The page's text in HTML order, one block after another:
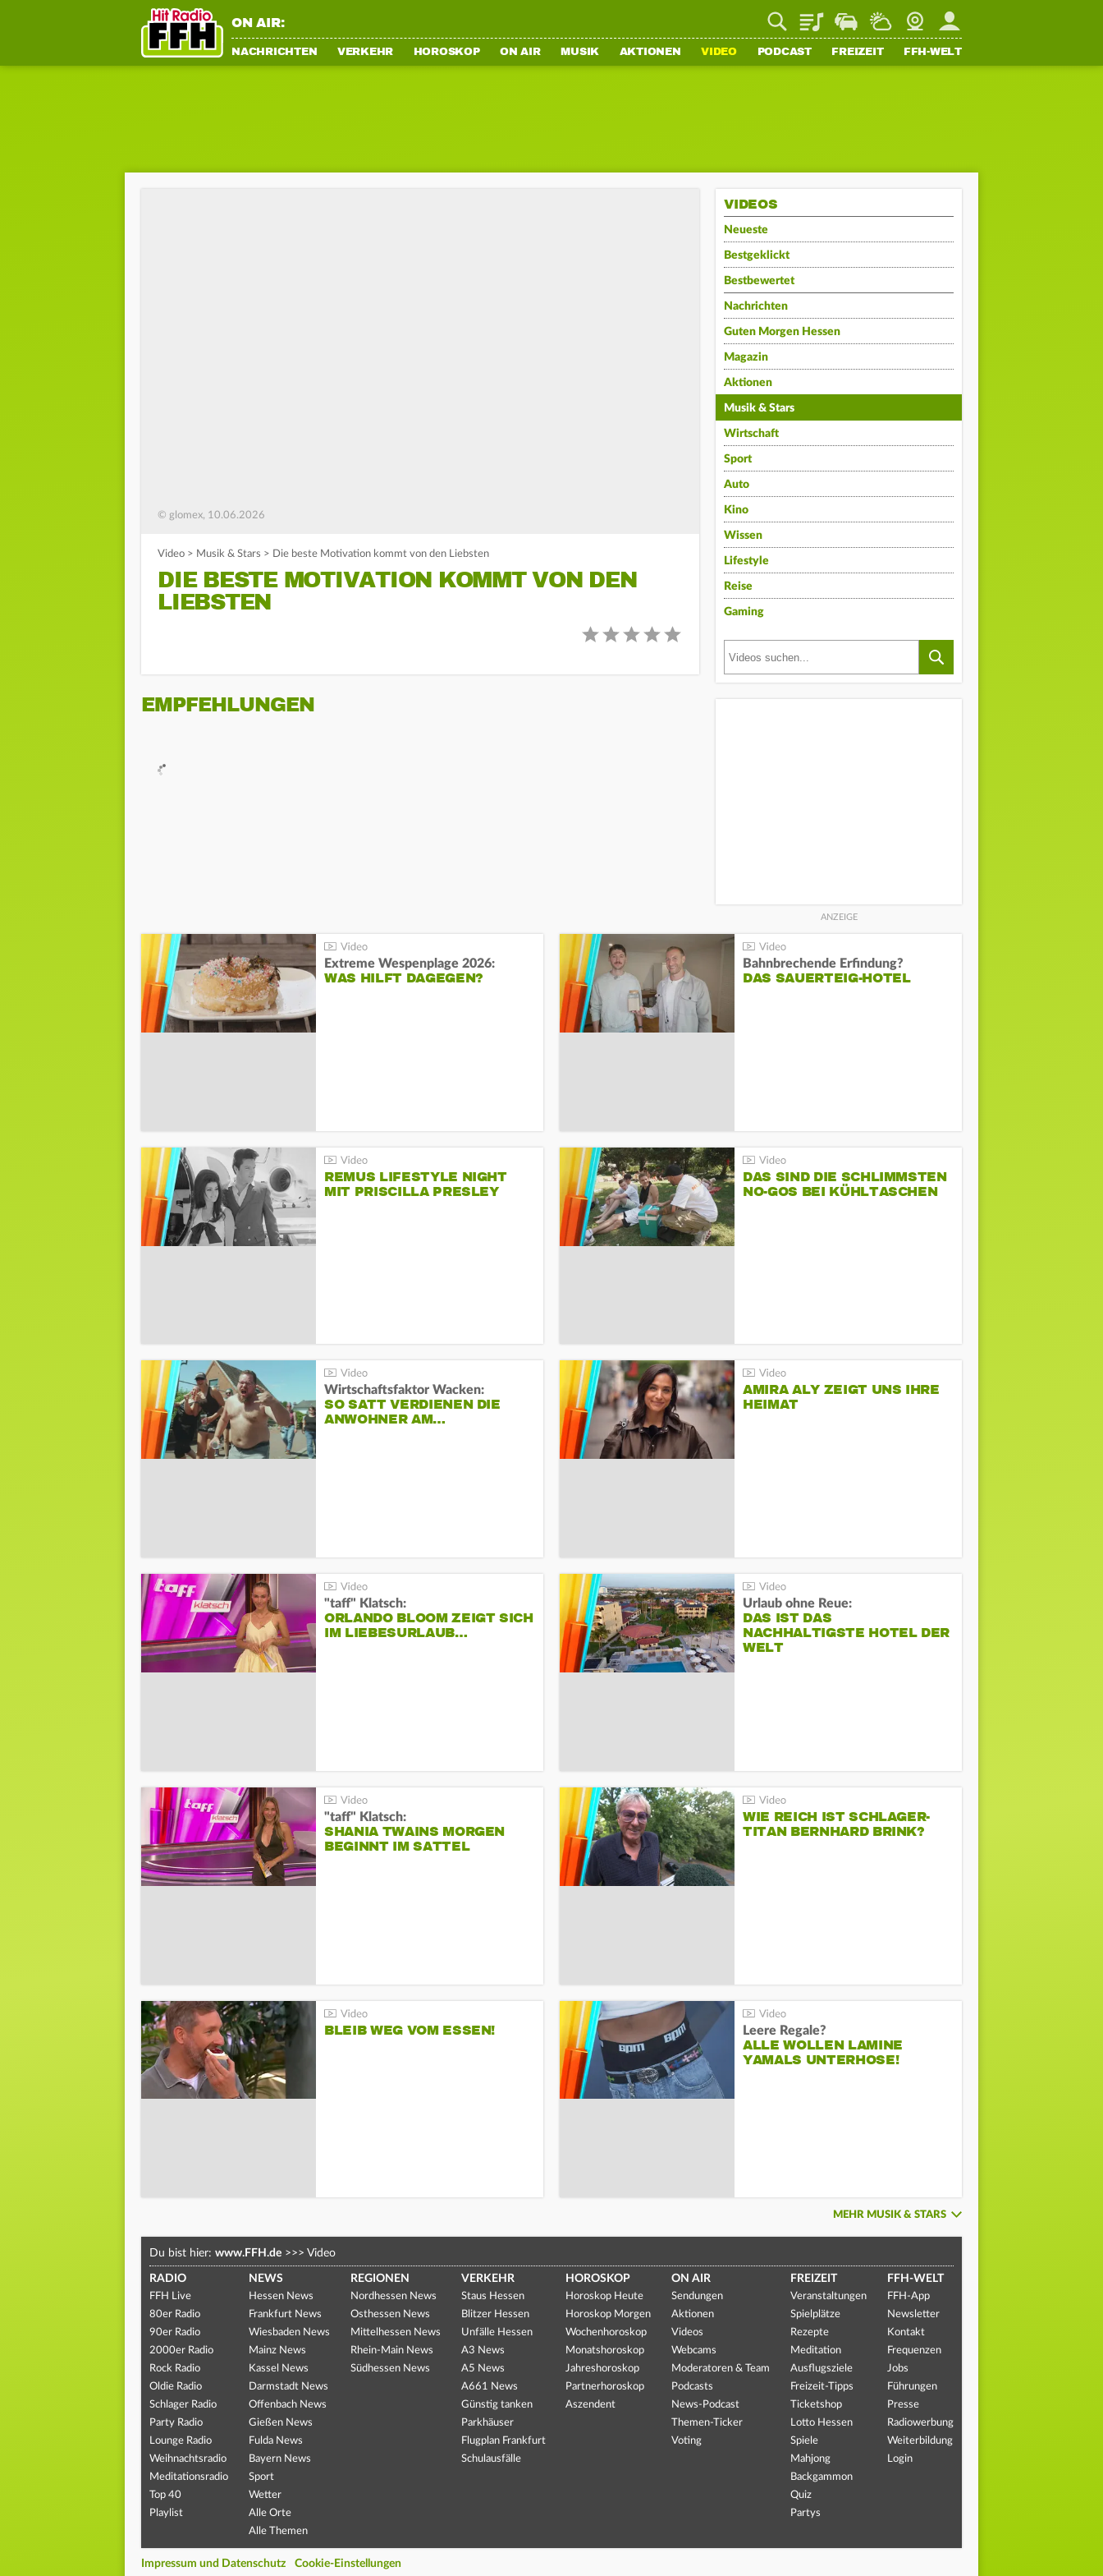
ON AIR: PlaylistStaupilotWetterWebcamMein FFH
NACHRICHTEN VERKEHR HOROSKOP ON AIR MUSIK AKTIONEN VIDEO PODCAST FREIZEIT FFH-WELT
© glomex, 10.06.2026
Video > Musik & Stars > Die beste Motivation kommt von den Liebsten
DIE BESTE MOTIVATION KOMMT VON DEN
LIEBSTEN
EMPFEHLUNGEN
VIDEOS
Neueste
Bestgeklickt
Bestbewertet
Nachrichten
Guten Morgen Hessen
Magazin
Aktionen
Musik & Stars
Wirtschaft
Sport
Auto
Kino
Wissen
Lifestyle
Reise
Gaming
Extreme Wespenplage 2026:
WAS HILFT DAGEGEN?
Bahnbrechende Erfindung?
DAS SAUERTEIG-HOTEL
REMUS LIFESTYLE NIGHT
MIT PRISCILLA PRESLEY
DAS SIND DIE SCHLIMMSTEN
NO-GOS BEI KÜHLTASCHEN
Wirtschaftsfaktor Wacken:
SO SATT VERDIENEN DIE
ANWOHNER AM…
AMIRA ALY ZEIGT UNS IHRE
HEIMAT
"taff" Klatsch:
ORLANDO BLOOM ZEIGT SICH
IM LIEBESURLAUB…
Urlaub ohne Reue:
DAS IST DAS
NACHHALTIGSTE HOTEL DER
WELT
"taff" Klatsch:
SHANIA TWAINS MORGEN
BEGINNT IM SATTEL
WIE REICH IST SCHLAGER-
TITAN BERNHARD BRINK?
BLEIB WEG VOM ESSEN! Leere Regale?
ALLE WOLLEN LAMINE
YAMALS UNTERHOSE!
MEHR MUSIK & STARS
Du bist hier: www.FFH.de >>> Video
RADIO
FFH Live
80er Radio
90er Radio
2000er Radio
Rock Radio
Oldie Radio
Schlager Radio
Party Radio
Lounge Radio
Weihnachtsradio
Meditationsradio
Top 40
Playlist
NEWS
Hessen News
Frankfurt News
Wiesbaden News
Mainz News
Kassel News
Darmstadt News
Offenbach News
Gießen News
Fulda News
Bayern News
Sport
Wetter
Alle Orte
Alle Themen
REGIONEN
Nordhessen News
Osthessen News
Mittelhessen News
Rhein-Main News
Südhessen News
VERKEHR
Staus Hessen
Blitzer Hessen
Unfälle Hessen
A3 News
A5 News
A661 News
Günstig tanken
Parkhäuser
Flugplan Frankfurt
Schulausfälle
HOROSKOP
Horoskop Heute
Horoskop Morgen
Wochenhoroskop
Monatshoroskop
Jahreshoroskop
Partnerhoroskop
Aszendent
ON AIR
Sendungen
Aktionen
Videos
Webcams
Moderatoren & Team
Podcasts
News-Podcast
Themen-Ticker
Voting
FREIZEIT
Veranstaltungen
Spielplätze
Rezepte
Meditation
Ausflugsziele
Freizeit-Tipps
Ticketshop
Lotto Hessen
Spiele
Mahjong
Backgammon
Quiz
Partys
FFH-WELT
FFH-App
Newsletter
Kontakt
Frequenzen
Jobs
Führungen
Presse
Radiowerbung
Weiterbildung
Login
Impressum und Datenschutz Cookie-Einstellungen